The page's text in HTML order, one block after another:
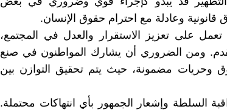
قانونية وعادلة مع احترام حقوق الإنسان.
تعمل على تعزيز الاستقرار والعدل في المجتمع،
ومن الضروري أن يشارك المواطنون في صنع
وحريات مضمونة، حيث يتم تحقيق التوازن بين
السلطة وإشعار الجمهور بأي انتهاكات محتملة.